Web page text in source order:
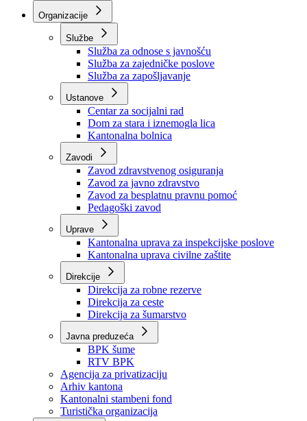
Organizacije
Službe
Služba za odnose s javnošću
Služba za zajedničke poslove
Služba za zapošljavanje
Ustanove
Centar za socijalni rad
Dom za stara i iznemogla lica
Kantonalna bolnica
Zavodi
Zavod zdravstvenog osiguranja
Zavod za javno zdravstvo
Zavod za besplatnu pravnu pomoć
Pedagoški zavod
Uprave
Kantonalna uprava za inspekcijske poslove
Kantonalna uprava civilne zaštite
Direkcije
Direkcija za robne rezerve
Direkcija za ceste
Direkcija za šumarstvo
Javna preduzeća
BPK šume
RTV BPK
Agencija za privatizaciju
Arhiv kantona
Kantonalni stambeni fond
Turistička organizacija